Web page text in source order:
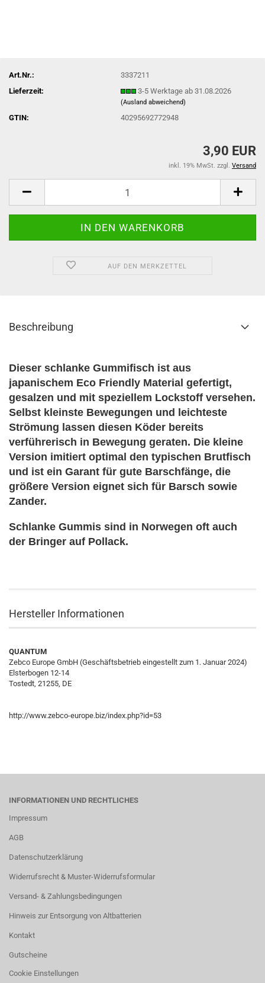
Art.Nr.:
3337211
Lieferzeit:
3-5 Werktage ab 31.08.2026
(Ausland abweichend)
GTIN: 40295692772948
3,90 EUR
inkl. 19% MwSt. zzgl. Versand
AUF DEN MERKZETTEL
Beschreibung
Dieser schlanke Gummifisch ist aus
japanischem Eco Friendly Material gefertigt,
gesalzen und mit speziellem Lockstoff versehen.
Selbst kleinste Bewegungen und leichteste
Strömung lassen diesen Köder bereits
verführerisch in Bewegung geraten. Die kleine
Version imitiert optimal den typischen Brutfisch
und ist ein Garant für gute Barschfänge, die
größere Version eignet sich für Barsch sowie
Zander.
Schlanke Gummis sind in Norwegen oft auch
der Bringer auf Pollack.
Hersteller Informationen
QUANTUM
Zebco Europe GmbH (Geschäftsbetrieb eingestellt zum 1. Januar 2024)
Elsterbogen 12-14
Tostedt, 21255, DE
http://www.zebco-europe.biz/index.php?id=53
INFORMATIONEN UND RECHTLICHES
Impressum
AGB
Datenschutzerklärung
Widerrufsrecht & Muster-Widerrufsformular
Versand- & Zahlungsbedingungen
Hinweis zur Entsorgung von Altbatterien
Kontakt
Gutscheine
Cookie Einstellungen